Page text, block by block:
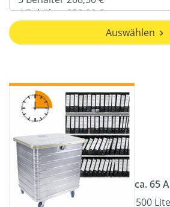
Auswählen
ca. 65
500